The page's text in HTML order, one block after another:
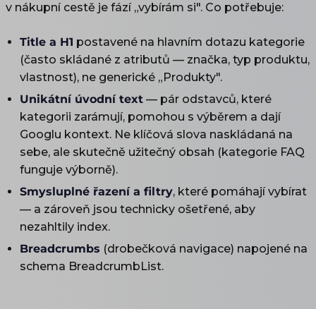
v nákupní cestě je fází „vybírám si". Co potřebuje:
Title a H1 postavené na hlavním dotazu kategorie
(často skládané z atributů — značka, typ produktu,
vlastnost), ne generické „Produkty".
Unikátní úvodní text — pár odstavců, které
kategorii zarámují, pomohou s výběrem a dají
Googlu kontext. Ne klíčová slova naskládaná na
sebe, ale skutečně užitečný obsah (kategorie FAQ
funguje výborně).
Smysluplné řazení a filtry, které pomáhají vybírat
— a zároveň jsou technicky ošetřené, aby
nezahltily index.
Breadcrumbs (drobečková navigace) napojené na
schema BreadcrumbList.